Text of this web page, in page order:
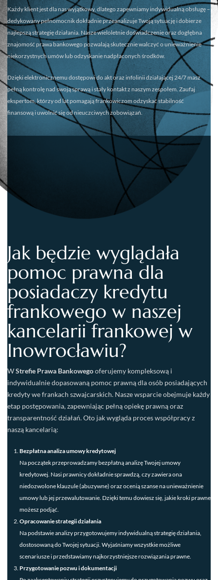
Każdy klient jest dla nas wyjątkowy, dlatego zapewniamy indywidualną obsługę –
dedykowany pełnomocnik dokładnie przeanalizuje Twoją sytuację i dobierze
najlepszą strategię działania. Nasze wieloletnie doświadczenie oraz dogłębna
znajomość prawa bankowego pozwalają skutecznie walczyć o unieważnienie
niekorzystnych umów lub odzyskanie nadpłaconych środków.
Dzięki elektronicznemu dostępowi do akt oraz infolinii działającej 24/7 masz
pełną kontrolę nad swoją sprawą i stały kontakt z naszym zespołem. Zaufaj
ekspertom, którzy od lat pomagają frankowiczom odzyskać stabilność
finansową i uwolnić się od nieuczciwych zobowiązań.
Jak będzie wyglądała
pomoc prawna dla
posiadaczy kredytu
frankowego w naszej
kancelarii frankowej w
Inowrocławiu?
WStrefie Prawa Bankowegooferujemy kompleksową i
indywidualnie dopasowaną pomoc prawną dla osób posiadających
kredyty we frankach szwajcarskich. Nasze wsparcie obejmuje każdy
etap postępowania, zapewniając pełną opiekę prawną oraz
transparentność działań. Oto jak wygląda proces współpracy z
naszą kancelarią:
Bezpłatna analiza umowy kredytowej
Na początek przeprowadzamy bezpłatną analizę Twojej umowy
kredytowej. Nasi prawnicy dokładnie sprawdzą, czy zawiera ona
niedozwolone klauzule (abuzywne) oraz ocenią szanse na unieważnienie
umowy lub jej przewalutowanie. Dzięki temu dowiesz się, jakie kroki prawne
możesz podjąć.
Opracowanie strategii działania
Na podstawie analizy przygotowujemy indywidualną strategię działania,
dostosowaną do Twojej sytuacji. Wyjaśniamy wszystkie możliwe
scenariusze i przedstawiamy najkorzystniejsze rozwiązania prawne.
Przygotowanie pozwu i dokumentacji